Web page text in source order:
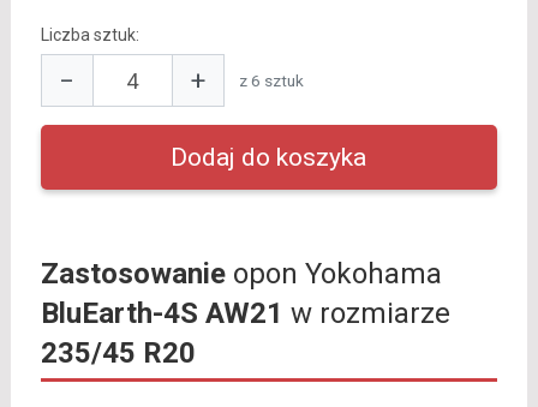
Liczba sztuk:
− + z 6 sztuk
Zastosowanieopon Yokohama
BluEarth-4S AW21 w rozmiarze
235/45 R20